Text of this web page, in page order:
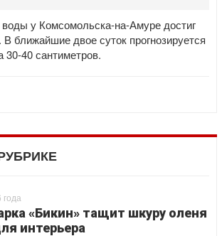
у Комсомольска-на-Амуре достиг
В ближайшие двое суток прогнозируется
40 сантиметров.
года
«Бикин» тащит шкуру оленя
интерьера